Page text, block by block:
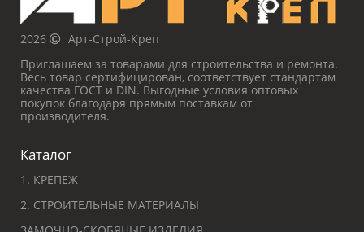
2026
Арт-Строй-Креп
Приглашаем за товарами для строительства и ремонта.
Весь товар сертифицирован, соответствует стандартам
качества ГОСТ и DIN. Выгодные условия оптовых
покупок благодаря прямым поставкам от
производителя.
Каталог
1. КРЕПЕЖ
2. СТРОИТЕЛЬНЫЕ МАТЕРИАЛЫ